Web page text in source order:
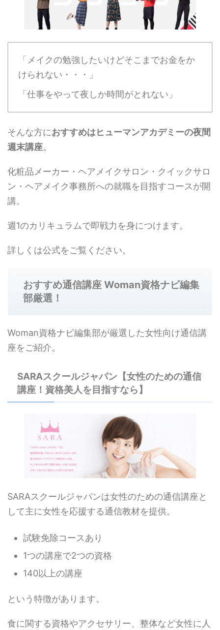
「メイクの勉強したいけどそこまでお金をか
けられない・・・」
「仕事をやって夜しか時間がとれない」
そんな方におすすめはヒューマンアカデミーの夜間
週末講座。
化粧品メーカー・ヘアメイクサロン・クイックサロ
ン・ヘアメイク事務所への就職を目指すコースが開
講。
週1のカリキュラムで即戦力を身につけます。
詳しくは公式をご覧ください。
おすすめ通信講座 Woman資格ナビ編集
部厳選！
Woman資格ナビ編集部が厳選した女性向け通信講
座をご紹介。
SARAスクールジャパン【女性のための通信
講座！資格美人を目指すなら】
SARAスクールジャパンは女性のための通信講座と
して主に女性を応援する通信教材を提供。
試験免除コースあり
1つの講座で2つの資格
140以上の講座
という特徴があります。
食に関する資格やアクセサリー、整体など女性に人